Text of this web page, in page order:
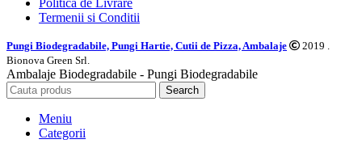
Termenii si Conditii
Pungi Biodegradabile, Pungi Hartie, Cutii de Pizza, Ambalaje
2019 .
Bionova Green Srl.
Ambalaje Biodegradabile - Pungi Biodegradabile
Search
Meniu
Categorii